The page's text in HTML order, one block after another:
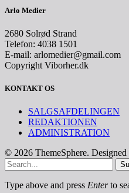
Arlo Medier
2680 Solrød Strand
Telefon: 4038 1501
E-mail: arlomedier@gmail.com
Copyright Viborher.dk
KONTAKT OS
SALGSAFDELINGEN
REDAKTIONEN
ADMINISTRATION
© 2026 ThemeSphere. Designed
Type above and press Enterto